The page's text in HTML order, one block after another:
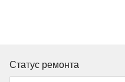
Статус ремонта